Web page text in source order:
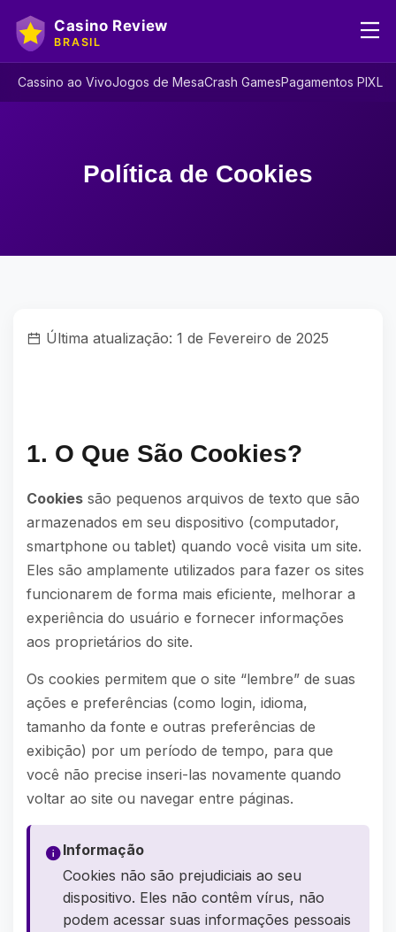
Cassino ao VivoJogos de MesaCrash GamesPagamentos PIX
Política de Cookies
Última atualização: 1 de Fevereiro de 2025
1. O Que São Cookies?
Cookies são pequenos arquivos de texto que são
armazenados em seu dispositivo (computador,
smartphone ou tablet) quando você visita um site.
Eles são amplamente utilizados para fazer os sites
funcionarem de forma mais eficiente, melhorar a
experiência do usuário e fornecer informações
aos proprietários do site.
Os cookies permitem que o site “lembre” de suas
ações e preferências (como login, idioma,
tamanho da fonte e outras preferências de
exibição) por um período de tempo, para que
você não precise inseri-las novamente quando
voltar ao site ou navegar entre páginas.
Informação
Cookies não são prejudiciais ao seu
dispositivo. Eles não contêm vírus, não
podem acessar suas informações pessoais